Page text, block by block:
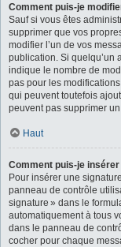
Comment puis-je
Sauf si vous êtes
supprimer que vos
modifier l’un de vos
publication. Si quelqu’un
indique le nombre de
pas pour les
qui peuvent toutefois
peuvent pas supprimer
Haut
Comment puis-je
Pour insérer une
panneau de contrôle
signature » dans le
automatiquement à tous
dans le panneau de
cocher pour chaque